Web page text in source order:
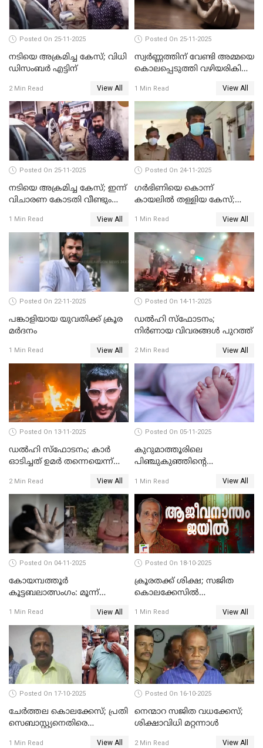
Posted On 25-11-2025
നടിയെ അക്രമിച്ച കേസ്; വിധി
ഡിസംബര്‍ എട്ടിന്
2 Min Read View All
Posted On 25-11-2025
സ്വർണ്ണത്തിന് വേണ്ടി അമ്മയെ
കൊലപ്പെടുത്തി വഴിയരികിൽ
പിടിയിൽ
1 Min Read View All
Posted On 25-11-2025
നടിയെ അക്രമിച്ച കേസ്; ഇന്ന്
വിചാരണ കോടതി വീണ്ടും
1 Min Read View All
Posted On 24-11-2025
ഗര്‍ഭിണിയെ കൊന്ന്
കായലില്‍ തള്ളിയ കേസ്;
1 Min Read View All
Posted On 22-11-2025
പങ്കാളിയായ യുവതിക്ക് ക്രൂര
മര്‍ദനം
1 Min Read View All
Posted On 14-11-2025
ഡല്‍ഹി സ്‌ഫോടനം;
നിര്‍ണായ വിവരങ്ങള്‍ പുറത്ത്
2 Min Read View All
Posted On 13-11-2025
ഡല്‍ഹി സ്‌ഫോടനം; കാര്‍
ഓടിച്ചത് ഉമര്‍ തന്നെയെന്ന്
പരിശോധനാഫലം
2 Min Read View All
Posted On 05-11-2025
കുറുമാത്തൂരിലെ
പിഞ്ചുകുഞ്ഞിന്റെ
അറസ്റ്റില്‍
1 Min Read View All
Posted On 04-11-2025
കോയമ്പത്തൂർ
കൂട്ടബലാത്സംഗം: മൂന്ന്
1 Min Read View All
Posted On 18-10-2025
ക്രൂരതക്ക് ശിക്ഷ; സജിത
കൊലക്കേസില്‍
ഇരട്ടജീവപര്യന്തം
1 Min Read View All
Posted On 17-10-2025
ചേര്‍ത്തല കൊലക്കേസ്; പ്രതി
സെബാസ്റ്റ്യനെതിരെ
1 Min Read View All
Posted On 16-10-2025
നെന്മാറ സജിത വധക്കേസ്;
ശിക്ഷാവിധി മറ്റന്നാള്‍
2 Min Read View All